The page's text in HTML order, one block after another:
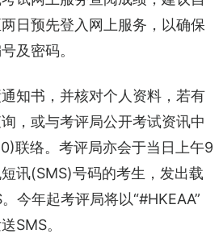
日预先登入网上服务，以确保
及密码。
知书，并核对个人资料，若有
，或与考评局公开考试资讯中
联络。考评局亦会于当日上午9
讯(SMS)号码的考生，发出载
今年起考评局将以“#HKEAA”
SMS。